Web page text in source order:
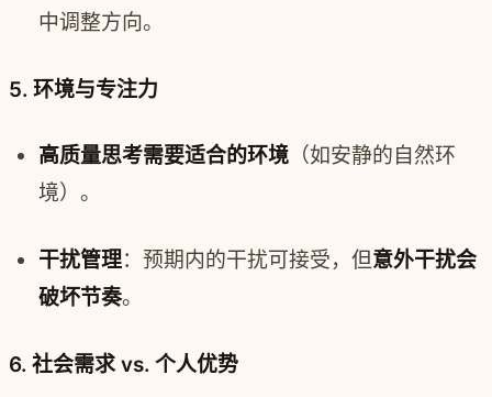
中调整方向。
5. 环境与专注力
高质量思考需要适合的环境 （如安静的自然环
境）。
干扰管理：预期内的干扰可接受，但意外干扰会
破坏节奏。
6. 社会需求 vs. 个人优势